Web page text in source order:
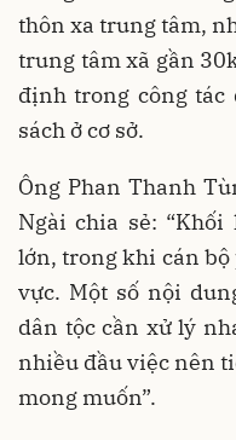
thôn xa trung tâm,
trung tâm xã gần
định trong công
sách ở cơ sở.
Ông Phan Thanh
Ngài chia sẻ:
lớn, trong khi cán
vực. Một số nội
dân tộc cần xử lý
nhiều đầu việc nên
mong muốn”.